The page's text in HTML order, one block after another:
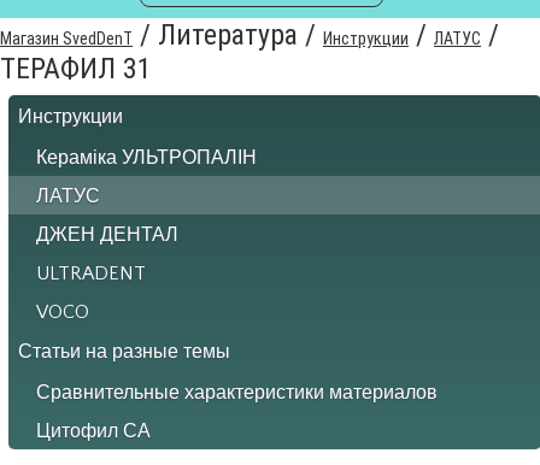
Магазин SvedDenT / Литература / Инструкции / ЛАТУС /
ТЕРАФИЛ 31
Инструкции
Кераміка УЛЬТРОПАЛІН
ЛАТУС
ДЖЕН ДЕНТАЛ
ULTRADENT
VOCO
Статьи на разные темы
Сравнительные характеристики материалов
Цитофил СА